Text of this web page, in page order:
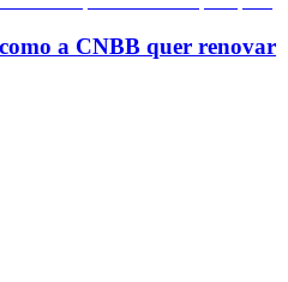
a CNBB quer renovar